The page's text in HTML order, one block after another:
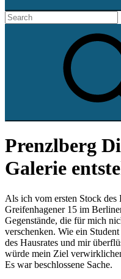
Search
for:
Prenzlberg
Galerie
Als ich vom ersten Stock des
Greifenhagener 15 im
Gegenstände, die für mich
verschenken. Wie ein
des Hausrates und mir
würde mein Ziel
Es war beschlossene Sache.